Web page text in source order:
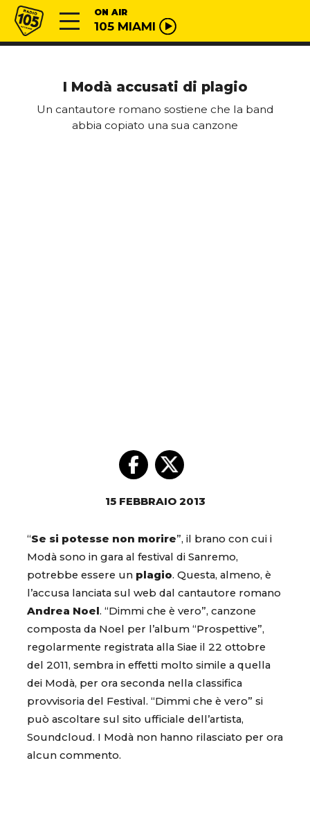
Vai al contenuto
Radio 105 ON AIR
105 MIAMI
I Modà accusati di plagio
Un cantautore romano sostiene che la band
abbia copiato una sua canzone
15 FEBBRAIO 2013
“Se si potesse non morire”, il brano con cui i
Modà sono in gara al festival di Sanremo,
potrebbe essere un plagio. Questa, almeno, è
l’accusa lanciata sul web dal cantautore romano
Andrea Noel. “Dimmi che è vero”, canzone
composta da Noel per l’album “Prospettive”,
regolarmente registrata alla Siae il 22 ottobre
del 2011, sembra in effetti molto simile a quella
dei Modà, per ora seconda nella classifica
provvisoria del Festival. “Dimmi che è vero” si
può ascoltare sul sito ufficiale dell’artista,
Soundcloud. I Modà non hanno rilasciato per ora
alcun commento.